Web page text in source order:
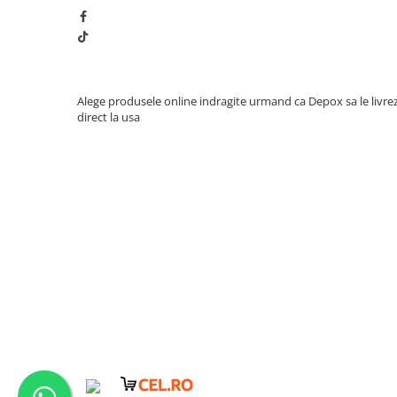
Alege produsele online indragite urmand ca Depox sa le
direct la usa